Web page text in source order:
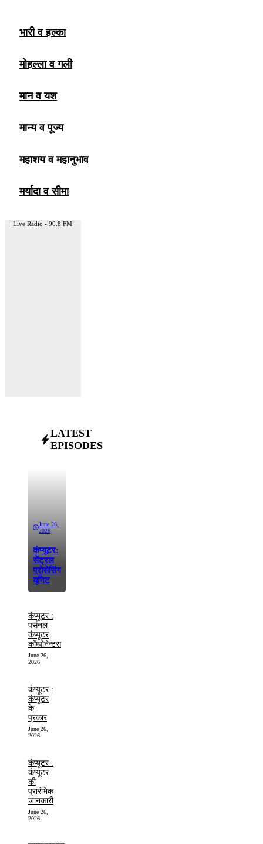
भारी व हल्का
मोहल्ला व गली
मान व यश
मान्य व पूज्य
महाशय व महानुभाव
मर्यादा व सीमा
Live Radio - 90.8 FM
LATEST
EPISODES
June 26,
2026
कंप्यूटर:
सेंट्रल
प्रोसेसिंग
यूनिट
कंप्यूटर :
पर्सनल
कंप्यूटर
कॉम्पोनेन्टस
June 26,
2026
कंप्यूटर :
कंप्यूटर
के
प्रकार
June 26,
2026
कंप्यूटर :
कंप्यूटर
की
प्रारंभिक
जानकारी
June 26,
2026